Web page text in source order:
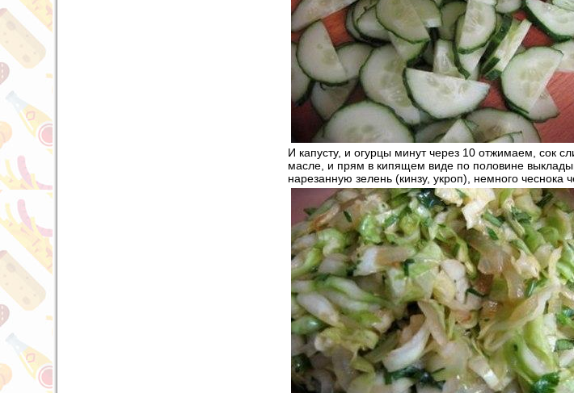
И капусту, и огурцы минут через 10 отжимаем, сок
масле, и прям в кипящем виде по половине
нарезанную зелень (кинзу, укроп), немного